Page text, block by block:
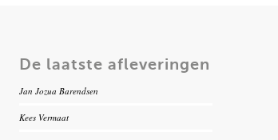
De laatste afleveringen
Jan Jozua Barendsen
Kees Vermaat